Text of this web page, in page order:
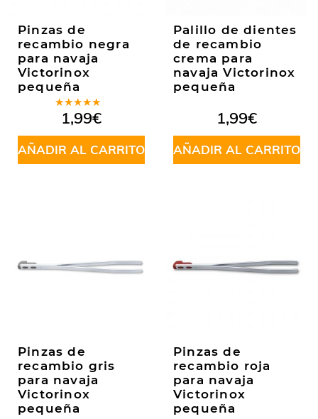
Pinzas de
recambio negra
para navaja
Victorinox
pequeña
Valorado
en5.00de
5
1,99€
AÑADIR AL CARRITO
Palillo de dientes
de recambio
crema para
navaja Victorinox
pequeña
1,99€
AÑADIR AL CARRITO
Pinzas de
recambio gris
para navaja
Victorinox
pequeña
Pinzas de
recambio roja
para navaja
Victorinox
pequeña